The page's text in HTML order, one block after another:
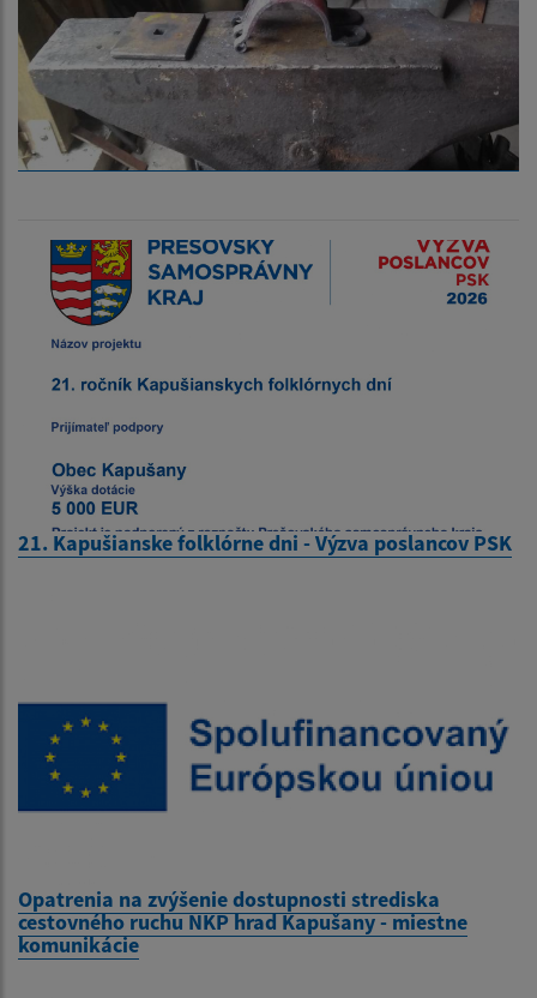
21. Kapušianske folklórne dni - Výzva poslancov PSK
Opatrenia na zvýšenie dostupnosti strediska
cestovného ruchu NKP hrad Kapušany - miestne
komunikácie